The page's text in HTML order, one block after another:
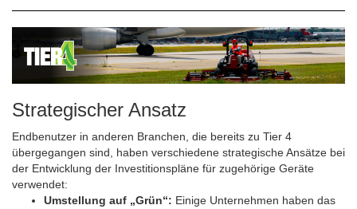
Strategischer Ansatz
Endbenutzer in anderen Branchen, die bereits zu Tier 4
übergegangen sind, haben verschiedene strategische Ansätze bei
der Entwicklung der Investitionspläne für zugehörige Geräte
verwendet:
Umstellung auf „Grün“: Einige Unternehmen haben das